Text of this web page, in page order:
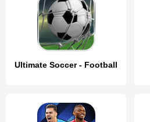
Ultimate Soccer - Football